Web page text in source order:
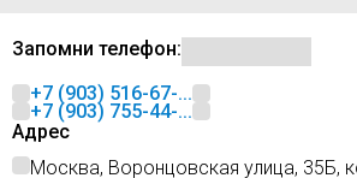
Запомни телефон:
+7 (903) 516-67-...
+7 (903) 755-44-...
Адрес
Москва, Воронцовская улица, 35Б,